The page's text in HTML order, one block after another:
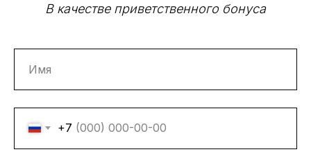
В качестве приветственного бонуса
+7